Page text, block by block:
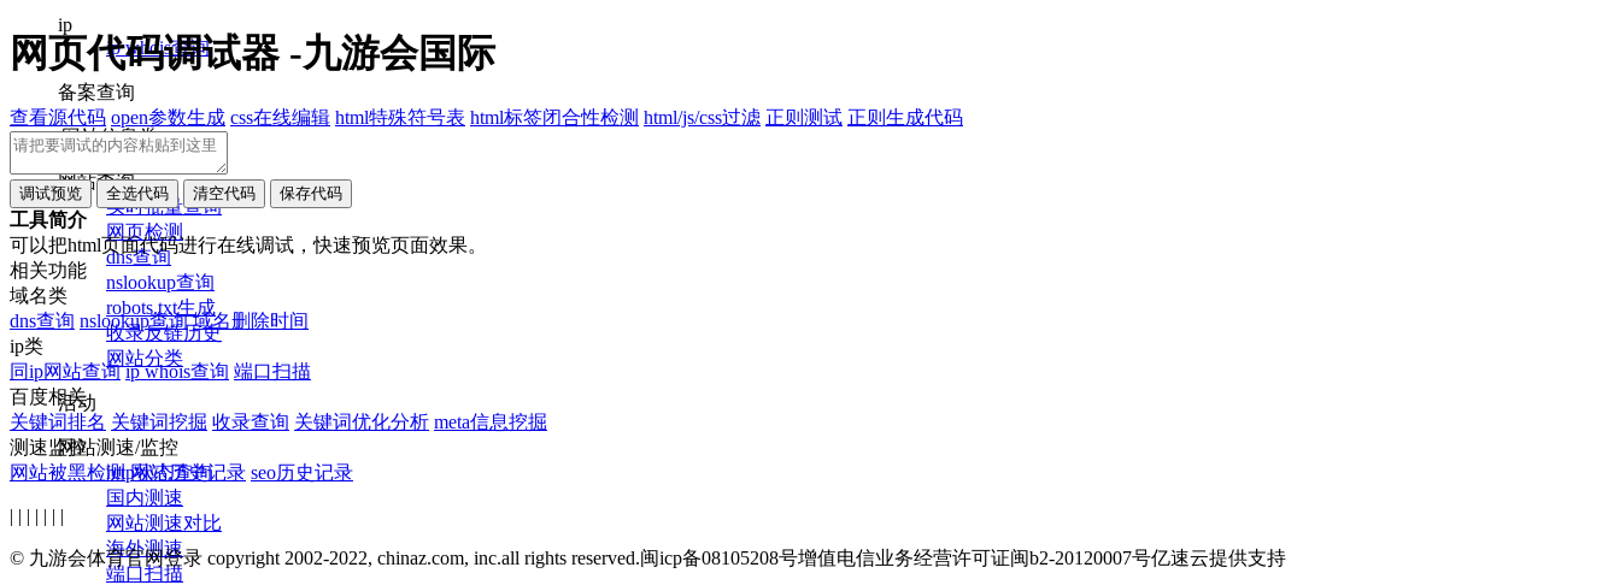
ip
ip whois查询
备案查询
网站信息类
网站查询
实时批量查询
网页检测
dns查询
nslookup查询
robots.txt生成
收录反链历史
网站分类
活动
网站测速/监控
http状态查询
国内测速
网站测速对比
海外测速
端口扫描
网页代码调试器 -九游会国际
查看源代码 open参数生成 css在线编辑 html特殊符号表 html标签闭合性检测 html/js/css过滤 正则测试 正则生成代码
工具简介
可以把html页面代码进行在线调试，快速预览页面效果。
相关功能
域名类
dns查询 nslookup查询 域名删除时间
ip类
同ip网站查询 ip whois查询 端口扫描
百度相关
关键词排名 关键词挖掘 收录查询 关键词优化分析 meta信息挖掘
测速监控
网站被黑检测 网站历史记录 seo历史记录
| | | | | | |
© 九游会体育官网登录 copyright 2002-2022, chinaz.com, inc.all rights reserved.闽icp备08105208号增值电信业务经营许可证闽b2-20120007号亿速云提供支持